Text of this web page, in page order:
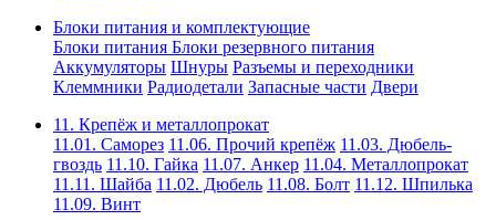
Блоки питания и комплектующие
Блоки питания Блоки резервного питания
Аккумуляторы Шнуры Разъемы и переходники
Клеммники Радиодетали Запасные части Двери
11. Крепёж и металлопрокат
11.01. Саморез 11.06. Прочий крепёж 11.03. Дюбель-
гвоздь 11.10. Гайка 11.07. Анкер 11.04. Металлопрокат
11.11. Шайба 11.02. Дюбель 11.08. Болт 11.12. Шпилька
11.09. Винт